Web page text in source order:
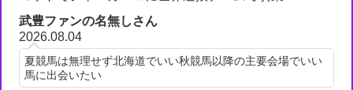
武豊ファンの名無しさん
2026.08.04
夏競馬は無理せず北海道でいい秋競馬以降の主要会場でいい
馬に出会いたい